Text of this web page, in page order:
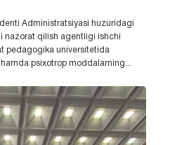
Administratsiyasi huzuridagi
nazorat qilish agentligi ishchi
pedagogika universitetida
psixotrop moddalarning...